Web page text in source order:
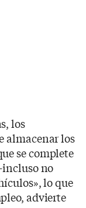
los
almacenar los
se complete
incluso no
lo que
advierte